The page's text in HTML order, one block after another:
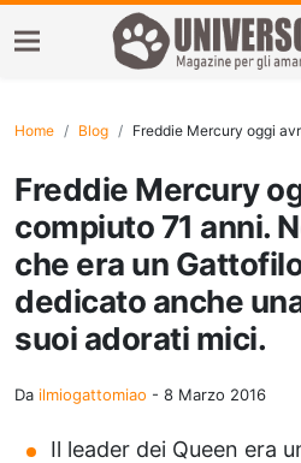
Home Blog Freddie Mercury oggi avrebbe compiuto 71 anni. Non tutti
Freddie Mercury
compiuto 71 anni.
che era un
dedicato anche
suoi adorati mici.
Da ilmiogattomiao - 8 Marzo 2016
Il leader dei Queen era